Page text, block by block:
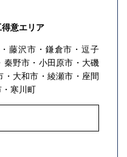
意エリア
藤沢市・鎌倉市・逗子
秦野市・小田原市・大磯
大和市・綾瀬市・座間
寒川町